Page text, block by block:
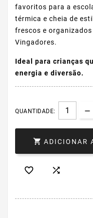
favoritos para a
térmica e cheia de
frescos e
Vingadores.
Ideal para crianças
energia e diversão.
QUANTIDADE:
 ADICIONAR
 